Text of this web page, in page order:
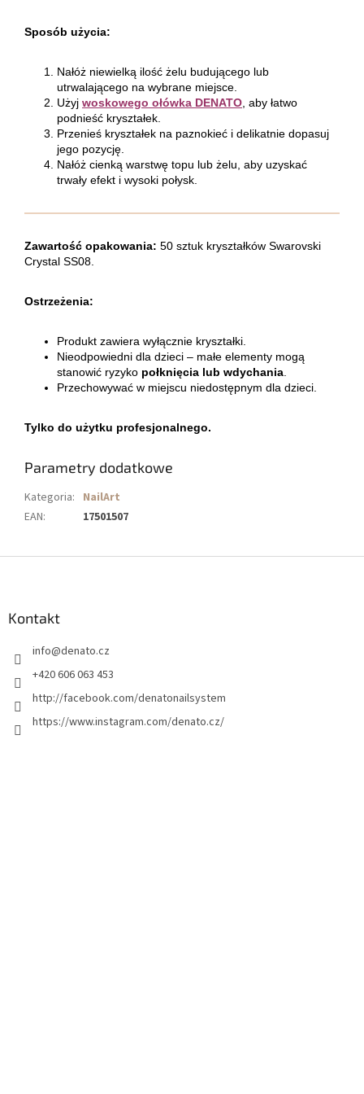
Sposób użycia:
Nałóż niewielką ilość żelu budującego lub
utrwalającego na wybrane miejsce.
Użyj woskowego ołówka DENATO , aby łatwo
podnieść kryształek.
Przenieś kryształek na paznokieć i delikatnie dopasuj
jego pozycję.
Nałóż cienką warstwę topu lub żelu, aby uzyskać
trwały efekt i wysoki połysk.
Zawartość opakowania: 50 sztuk kryształków Swarovski
Crystal SS08.
Ostrzeżenia:
Produkt zawiera wyłącznie kryształki.
Nieodpowiedni dla dzieci – małe elementy mogą
stanowić ryzyko połknięcia lub wdychania
Przechowywać w miejscu niedostępnym dla dzieci.
Tylko do użytku profesjonalnego.
Parametry dodatkowe
Kategoria: NailArt
EAN: 17501507
Kontakt
info@denato.cz
+420 606 063 453
http://facebook.com/denatonailsystem
https://www.instagram.com/denato.cz/